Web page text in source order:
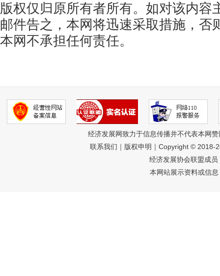
版权仅归原所有者所有。如对该内容
邮件告之，本网将迅速采取措施，否
本网不承担任何责任。
经济发展网致力于信息传播并不代表本网
联系我们 ｜ 版权申明 ｜Copyright © 2018-
经济发展协会联盟成
本网站展示资料或信